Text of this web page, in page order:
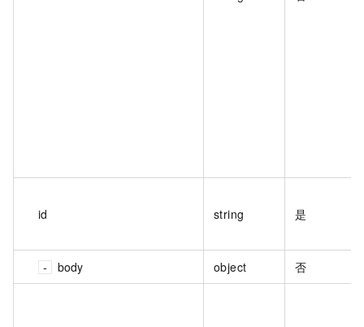
id string 是
body object 否